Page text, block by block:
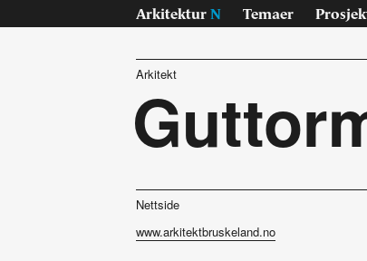
Arkitektur N Temaer
Arkitekt
Nettside
www.arkitektbruskeland.no